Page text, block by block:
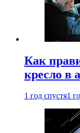
Как
кресло в
1 год спустя1